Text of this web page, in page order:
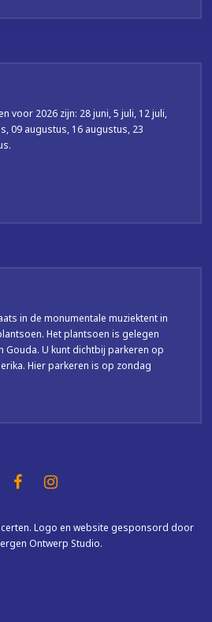
voor 2026 zijn: 28 juni, 5 juli, 12 juli,
09 augustus, 16 augustus, 23
in de monumentale muziektent in
Het plantsoen is gelegen
Gouda. U kunt dichtbij parkeren op
Hier parkeren is op zondag
Logo en website gesponsord door
Ontwerp Studio.